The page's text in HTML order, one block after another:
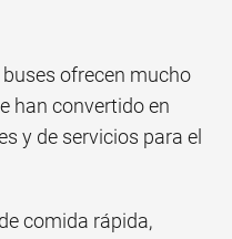
ofrecen mucho
han convertido en
y de servicios para el
comida rápida,